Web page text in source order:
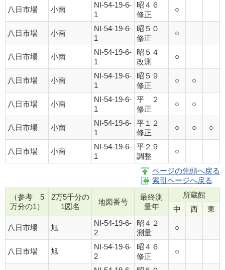
八日市場 小南
NI-54-19-6-
1
昭４６
修正
○
八日市場 小南
NI-54-19-6-
1
昭５０
修正
○
八日市場 小南
NI-54-19-6-
1
昭５４
改測
○
八日市場 小南
NI-54-19-6-
1
昭５９
修正
○ ○
八日市場 小南
NI-54-19-6-
1
平 ２
修正
○ ○
八日市場 小南
NI-54-19-6-
1
平１２
修正
○ ○ ○
八日市場 小南
NI-54-19-6-
1
平２９
調整
○
ページの先頭へ戻る
索引ページへ戻る
（参考 5
万分の1）
2万5千分の
1図名
地図番号
最終測
量年
所蔵館
中
西 東
八日市場 旭
NI-54-19-6-
2
昭４２
測量
○
八日市場 旭
NI-54-19-6-
2
昭４６
修正
○